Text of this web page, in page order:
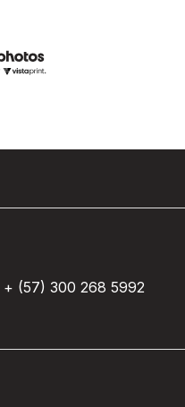
(57) 300 268 5992